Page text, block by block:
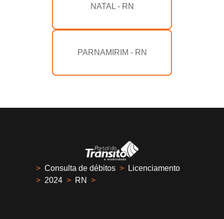
NATAL - RN
PARNAMIRIM - RN
> Consulta de débitos >
Licenciamento
> 2024 > RN >